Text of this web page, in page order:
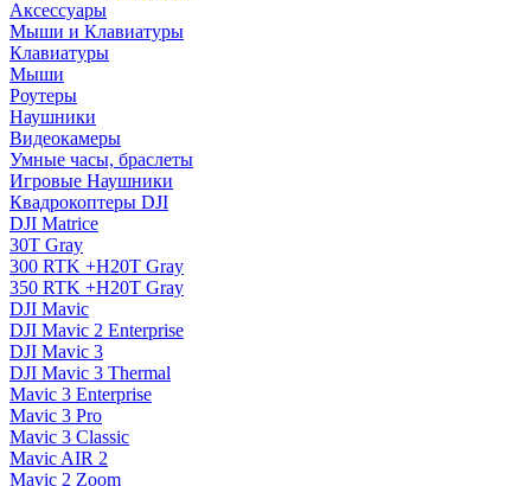
Аксессуары
Мыши и Клавиатуры
Клавиатуры
Мыши
Роутеры
Наушники
Видеокамеры
Умные часы, браслеты
Игровые Наушники
Квадрокоптеры DJI
DJI Matrice
30T Gray
300 RTK +H20T Gray
350 RTK +H20T Gray
DJI Mavic
DJI Mavic 2 Enterprise
DJI Mavic 3
DJI Mavic 3 Thermal
Mavic 3 Enterprise
Mavic 3 Pro
Mavic 3 Сlassic
Mavic AIR 2
Mavic 2 Zoom